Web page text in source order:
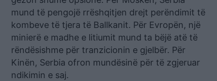
mund të pengojë rrëshqitjen drejt perëndimit të
kombeve të tjera të Ballkanit. Për Evropën, një
minierë e madhe e litiumit mund ta bëjë atë të
rëndësishme për tranzicionin e gjelbër. Për
Kinën, Serbia ofron mundësinë për të zgjeruar
ndikimin e saj.